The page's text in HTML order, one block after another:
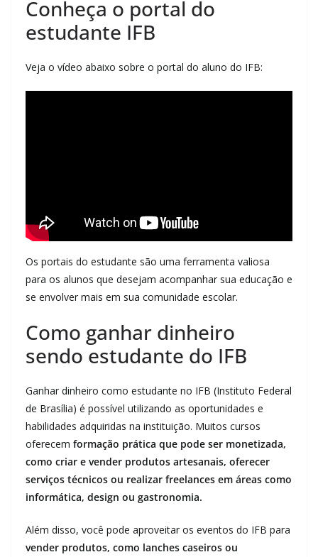
Conheça o portal do
estudante IFB
Veja o vídeo abaixo sobre o portal do aluno do IFB:
Os portais do estudante são uma ferramenta valiosa
para os alunos que desejam acompanhar sua educação e
se envolver mais em sua comunidade escolar.
Como ganhar dinheiro
sendo estudante do IFB
Ganhar dinheiro como estudante no IFB (Instituto Federal
de Brasília) é possível utilizando as oportunidades e
habilidades adquiridas na instituição. Muitos cursos
oferecem formação prática que pode ser monetizada,
como criar e vender produtos artesanais, oferecer
serviços técnicos ou realizar freelances em áreas como
informática, design ou gastronomia.
Além disso, você pode aproveitar os eventos do IFB para
vender produtos, como lanches caseiros ou